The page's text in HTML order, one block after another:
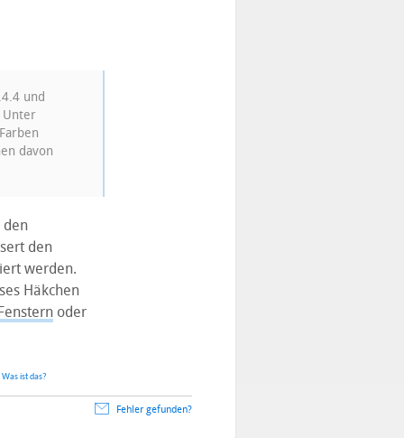
und
Unter
davon
den
den
werden.
Häkchen
oder
Was ist das?
Fehler gefunden?